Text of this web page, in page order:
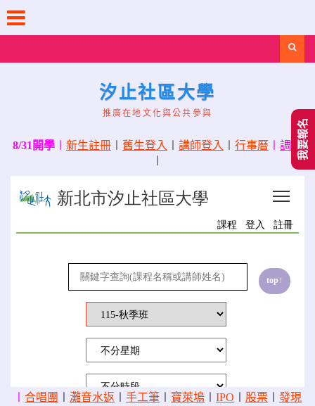
content
汐止社區大學
推廣在地文化與公共參與
8/31開學 新生註冊 舊生登入 講師登入 行事曆
調課
合唱團 灘音水返 手工筆 寶萊塢 IPO 股票
發現
我要報名